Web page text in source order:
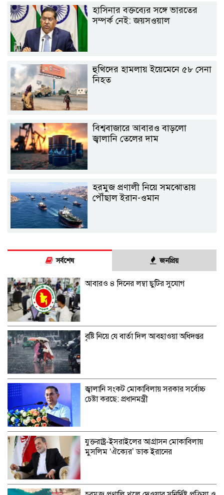
হাসিনার বক্তব্যের সঙ্গে ভারতের
সম্পর্ক নেই: জয়সওয়াল
হুথিদের হামলায় ইয়েমেনে ৫৮ সেনা
নিহত
বিশ্ববাজারে আবারও বাড়লো
জ্বালানি তেলের দাম
হরমুজ প্রণালী নিয়ে সমঝোতায়
পৌঁছাল ইরান-ওমান
সর্বশেষ জনপ্রিয়
আবারও ৪ দিনের লম্বা ছুটির সুযোগ
বৃষ্টি নিয়ে যে বার্তা দিল আবহাওয়া অধিদপ্তর
জ্বালানি সংকট মোকাবিলায় সরকার সর্বোচ্চ
চেষ্টা করছে: প্রধানমন্ত্রী
যুক্তরাষ্ট্র-ইসরাইলের আগ্রাসন মোকাবিলায়
মুসলিম ‘ঐক্যের’ ডাক ইরানের